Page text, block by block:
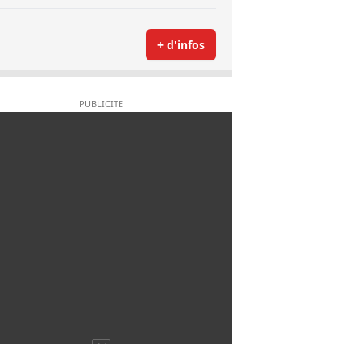
+ d'infos